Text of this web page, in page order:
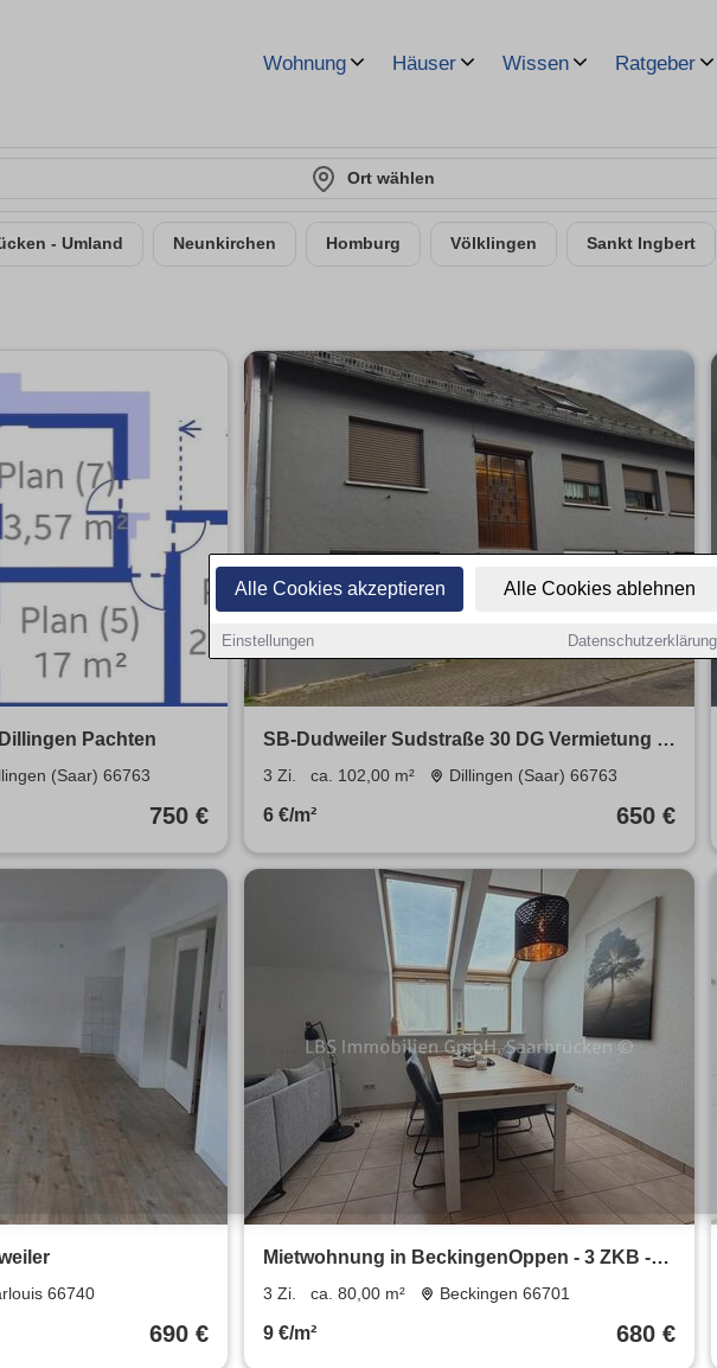
Alle Cookies akzeptieren Alle Cookies ablehnen
Einstellungen Datenschutzerklärung
Wohnung Häuser Wissen Ratgeber
Ort wählen
- Umland Neunkirchen Homburg Völklingen Sankt Ingbert
Pachten
(Saar) 66763
750 €
SB-Dudweiler Sudstraße 30 DG Vermietung 3
ZKB ab 1.5.2026
3 Zi. ca. 102,00 m² Dillingen (Saar) 66763
6 €/m² 650 €
66740
690 €
Mietwohnung in BeckingenOppen - 3 ZKB -
80 m² Wfl. - 01. OG
3 Zi. ca. 80,00 m² Beckingen 66701
9 €/m² 680 €